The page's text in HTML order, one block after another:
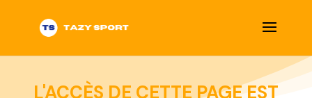
L'ACCÈS DE CETTE PAGE EST